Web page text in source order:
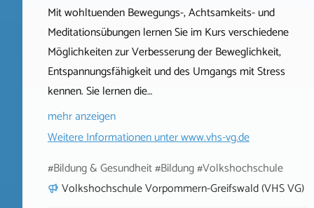
Mit wohltuenden Bewegungs-, Achtsamkeits- und
Meditationsübungen lernen Sie im Kurs verschiedene
Möglichkeiten zur Verbesserung der Beweglichkeit,
Entspannungsfähigkeit und des Umgangs mit Stress
kennen. Sie lernen die…
mehr anzeigen
Weitere Informationen unterwww.vhs-vg.de
#Bildung & Gesundheit #Bildung #Volkshochschule
Volkshochschule Vorpommern-Greifswald (VHS VG)